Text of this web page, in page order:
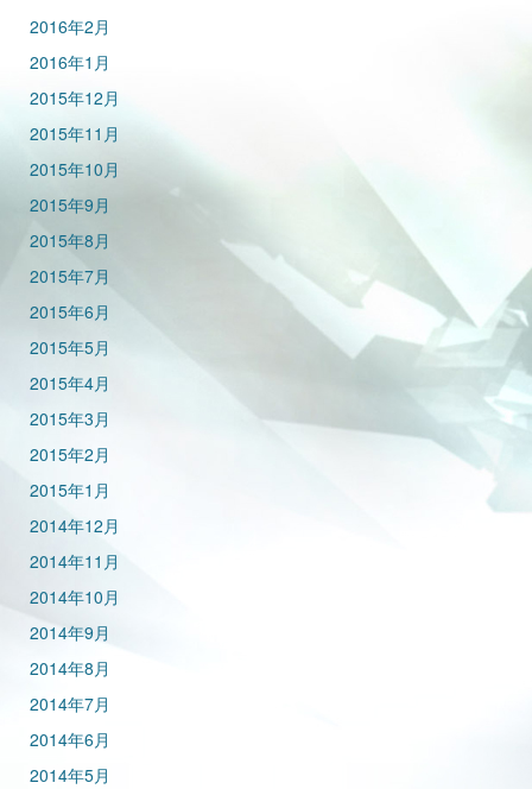
2016年2月
2016年1月
2015年12月
2015年11月
2015年10月
2015年9月
2015年8月
2015年7月
2015年6月
2015年5月
2015年4月
2015年3月
2015年2月
2015年1月
2014年12月
2014年11月
2014年10月
2014年9月
2014年8月
2014年7月
2014年6月
2014年5月